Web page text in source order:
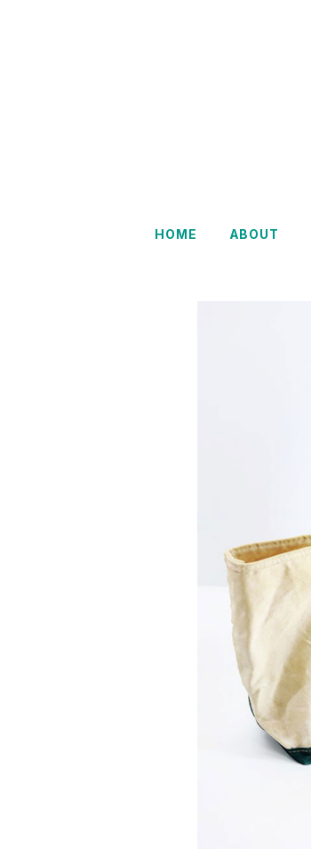
HOME ABOUT